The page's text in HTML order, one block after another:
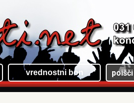
vrednostni bon